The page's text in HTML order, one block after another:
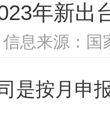
年新出
信息来源：国
是按月申